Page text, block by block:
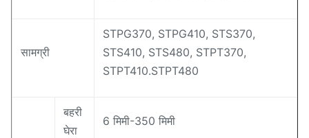
सामग्री
STPG370, STPG410, STS370,
STS410, STS480, STPT370,
STPT410.STPT480
बहरी
घेरा
6 मिमी-350 मिमी